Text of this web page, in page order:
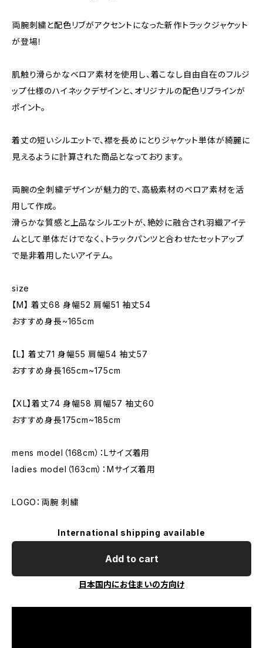
両腕刺繍と配色リブがアクセントになった新作トラックジャケット
が登場！
肌触り滑らかなベロア素材を使用し、着こなし自由自在のフルジ
ップ仕様のハイネックデザインと、オリジナルの配色リブラインが
ポイント。
着丈の短いシルエットで、襟を長めにとりジャケット単体が綺麗に
見えるように計算された商品となっております。
両腕の全刺繍デザインが魅力的で、高級素材のベロア素材を活
用して作成。
滑らかな質感と上品なシルエットが、絶妙に融合され羽織アイテ
ムとして単体だけでなく、トラックパンツと合わせたセットアップ
で是非着用したいアイテム。
size
【M】 着丈68 身幅52 肩幅51 袖丈54
おすすめ身長~165cm
【L】 着丈71 身幅55 肩幅54 袖丈57
おすすめ身長165cm~175cm
【XL】着丈74 身幅58 肩幅57 袖丈60
おすすめ身長175cm~185cm
mens model（168cm）：Lサイズ着用
ladies model（163cm）：Mサイズ着用
LOGO：両腕 刺繍
International shipping available
Add to cart
日本国内にお住まいの方向け